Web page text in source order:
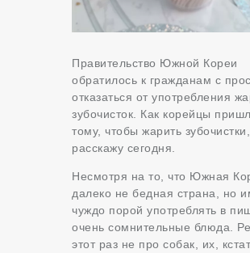
Правительство Южной Кореи
обратилось к гражданам с
отказаться от употребления
зубочисток. Как корейцы
тому, чтобы жарить зубочистки,
расскажу сегодня.
Несмотря на то, что Южная
далеко не бедная страна, но
чуждо порой употреблять в
очень сомнительные блюда.
этот раз не про собак, их,